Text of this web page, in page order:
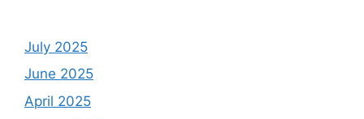
July 2025
June 2025
April 2025